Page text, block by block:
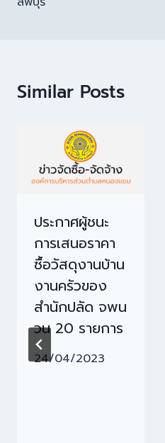
Similar Posts
ประกาศผู้ชนะ
การเสนอราคา
ซื้อวัสดุงานบ้าน
งานครัวของ
สำนักปลัด จพน
วน 20 รายการ
24/04/2023